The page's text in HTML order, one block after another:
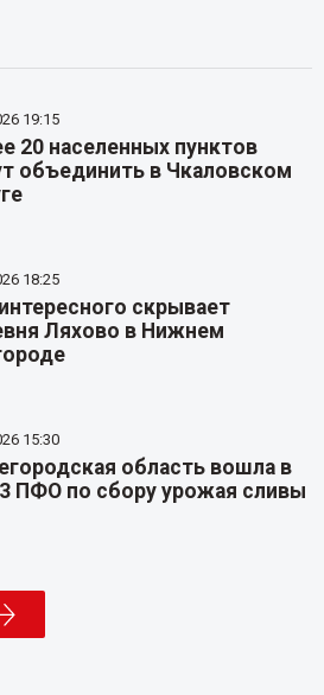
19:15
20 населенных пунктов
объединить в Чкаловском
18:25
скрывает
Ляхово в Нижнем
15:30
область вошла в
ПФО по сбору урожая сливы